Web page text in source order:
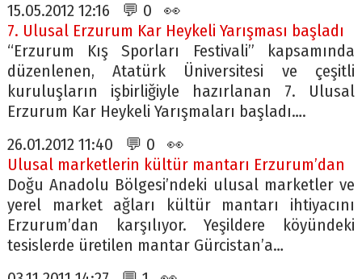
15.05.2012 12:16 💬 0 👀
7. Ulusal Erzurum Kar Heykeli Yarışması başladı
“Erzurum Kış Sporları Festivali” kapsamında
düzenlenen, Atatürk Üniversitesi ve çeşitli
kuruluşların işbirliğiyle hazırlanan 7. Ulusal
Erzurum Kar Heykeli Yarışmaları başladı….
26.01.2012 11:40 💬 0 👀
Ulusal marketlerin kültür mantarı Erzurum’dan
Doğu Anadolu Bölgesi’ndeki ulusal marketler ve
yerel market ağları kültür mantarı ihtiyacını
Erzurum’dan karşılıyor. Yeşildere köyündeki
tesislerde üretilen mantar Gürcistan’a…